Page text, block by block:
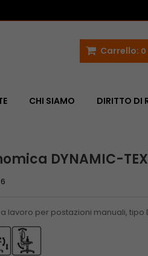
Carrello: 0
CHI SIAMO DIRITTO DI
DYNAMIC-
per postazioni manuali, tipo